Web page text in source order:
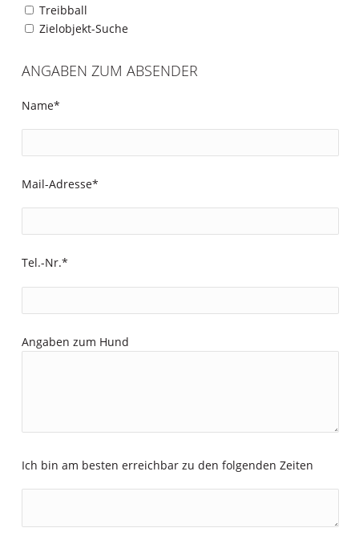
Treibball
Zielobjekt-Suche
ANGABEN ZUM ABSENDER
Name*
Mail-Adresse*
Tel.-Nr.*
Angaben zum Hund
Ich bin am besten erreichbar zu den folgenden Zeiten